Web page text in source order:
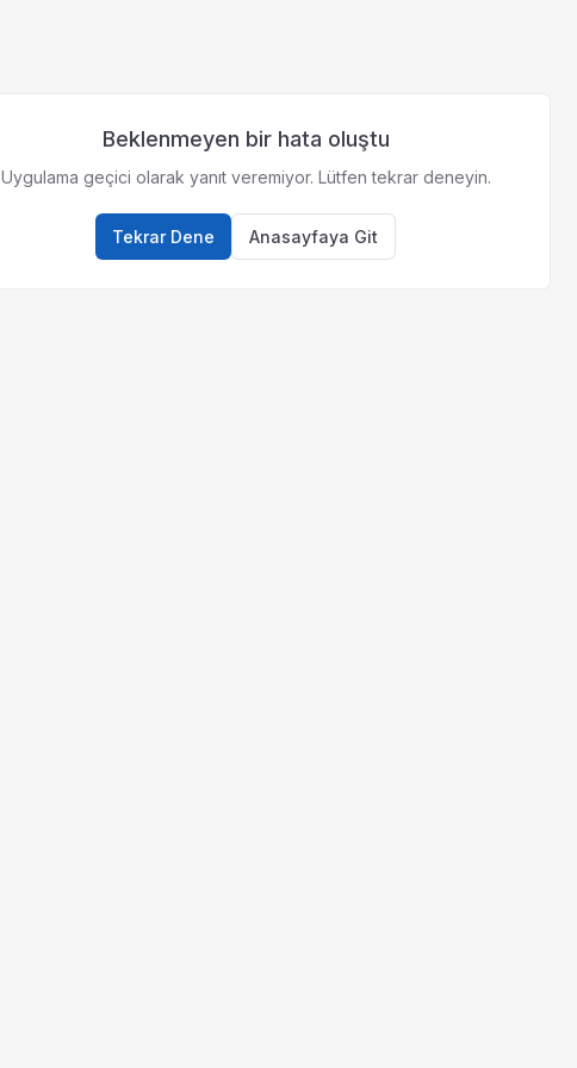
Beklenmeyen bir hata oluştu
Uygulama geçici olarak yanıt veremiyor. Lütfen tekrar deneyin.
Tekrar Dene Anasayfaya Git